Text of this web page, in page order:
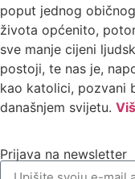
poput jednog
života općenito,
sve manje cijeni
postoji, te nas je,
kao katolici, pozvani
današnjem svijetu.
Prijava na newsletter